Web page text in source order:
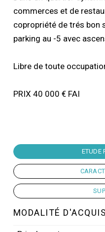
commerces et de
copropriété de trés bon
parking au -5 avec
Libre de toute
PRIX 40 000 € FAI
ETUDE
MODALITÉ